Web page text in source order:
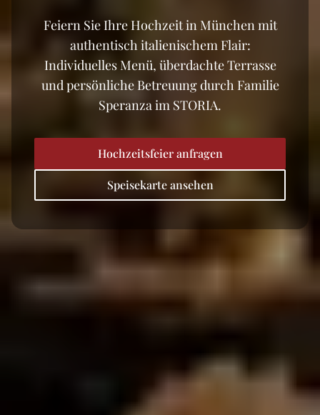
Feiern Sie Ihre Hochzeit in München mit
authentisch italienischem Flair:
Individuelles Menü, überdachte Terrasse
und persönliche Betreuung durch Familie
Speranza im STORIA.
Hochzeitsfeier anfragen
Speisekarte ansehen